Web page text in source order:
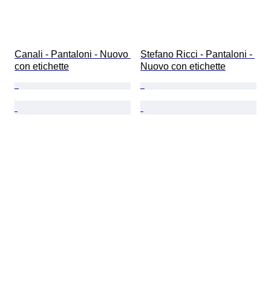
Canali - Pantaloni - Nuovo
con etichette
Stefano Ricci - Pantaloni -
Nuovo con etichette